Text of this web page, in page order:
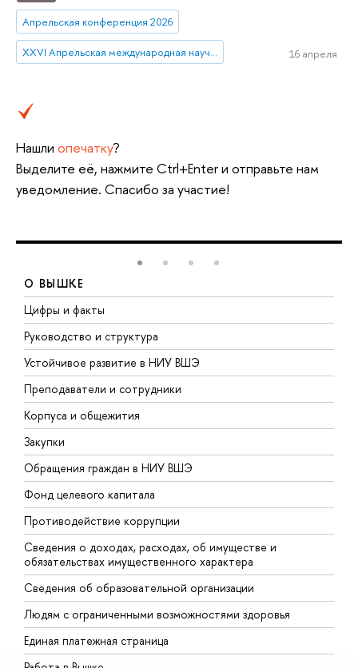
Апрельская конференция 2026
XXVI Апрельская международная научная конференция имени Е.Г. Ясина 16 апреля
Нашли опечатку?
Выделите её, нажмите Ctrl+Enter и отправьте нам
уведомление. Спасибо за участие!
О ВЫШКЕ
Цифры и факты
Руководство и структура
Устойчивое развитие в НИУ ВШЭ
Преподаватели и сотрудники
Корпуса и общежития
Закупки
Обращения граждан в НИУ ВШЭ
Фонд целевого капитала
Противодействие коррупции
Сведения о доходах, расходах, об имуществе и
обязательствах имущественного характера
Сведения об образовательной организации
Людям с ограниченными возможностями здоровья
Единая платежная страница